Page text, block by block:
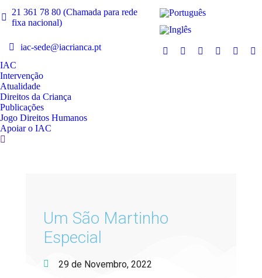
21 361 78 80 (Chamada para rede
fixa nacional)
iac-sede@iacrianca.pt
IAC
Intervenção
Atualidade
Direitos da Criança
Publicações
Jogo Direitos Humanos
Apoiar o IAC
Um São Martinho
Especial
29 de Novembro, 2022